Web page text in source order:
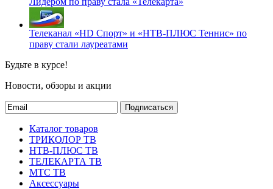
Телеканал «HD Спорт» и «НТВ-ПЛЮС Теннис» по
праву стали лауреатами
Будьте в курсе!
Новости, обзоры и акции
Подписаться
Каталог товаров
ТРИКОЛОР ТВ
НТВ-ПЛЮС ТВ
ТЕЛЕКАРТА ТВ
МТС ТВ
Аксессуары